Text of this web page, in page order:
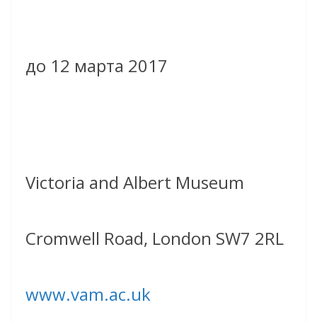
до 12 марта 2017
Victoria and Albert Museum
Cromwell Road, London SW7 2RL
www.vam.ac.uk